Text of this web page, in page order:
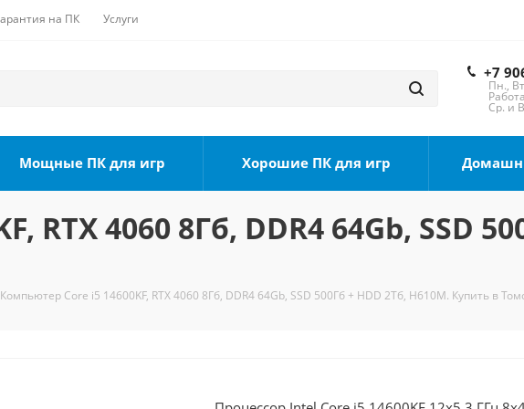
на ПК Услуги
+7
Пн.,
Ср. и
Мощные ПК для игр Хорошие ПК для игр
RTX 4060 8Гб, DDR4 64Gb, SSD
Компьютер Core i5 14600KF, RTX 4060 8Гб, DDR4 64Gb, SSD 500Гб + HDD 2Тб, H610M. Купить в